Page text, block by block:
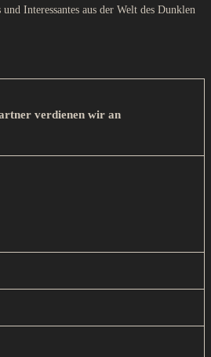
Interessantes aus der Welt des Dunklen
verdienen wir an